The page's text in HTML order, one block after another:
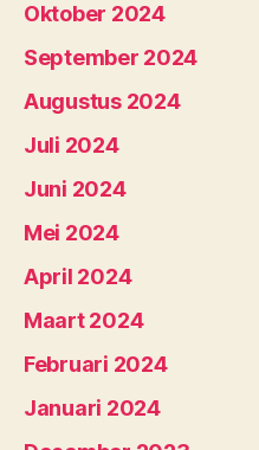
Oktober 2024
September 2024
Augustus 2024
Juli 2024
Juni 2024
Mei 2024
April 2024
Maart 2024
Februari 2024
Januari 2024